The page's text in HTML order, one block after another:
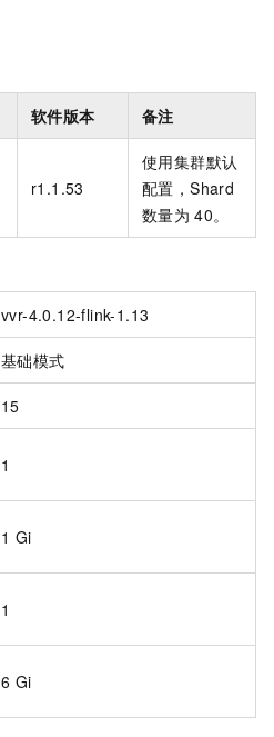
软件版本 备注
r1.1.53
使用集群默认
配置，Shard
数量为 40。
vvr-4.0.12-flink-1.13
基础模式
15
1
1 Gi
1
6 Gi